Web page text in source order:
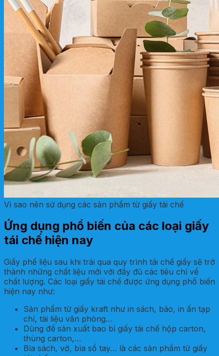
Vì sao nên sử dụng các sản phẩm từ giấy tái chế
Ứng dụng phổ biến của các loại giấy
tái chế hiện nay
Giấy phế liệu sau khi trải qua quy trình tái chế giấy sẽ trở
thành những chất liệu mới với đầy đủ các tiêu chí về
chất lượng. Các loại giấy tái chế được ứng dụng phổ biến
hiện nay như:
Sản phẩm từ giấy kraft như in sách, báo, in ấn tạp
chí, tài liệu văn phòng…
Dùng để sản xuất bao bì giấy tái chế hộp carton,
thùng carton,…
Bìa sách, vở, bìa sổ tay… là các sản phẩm từ giấy